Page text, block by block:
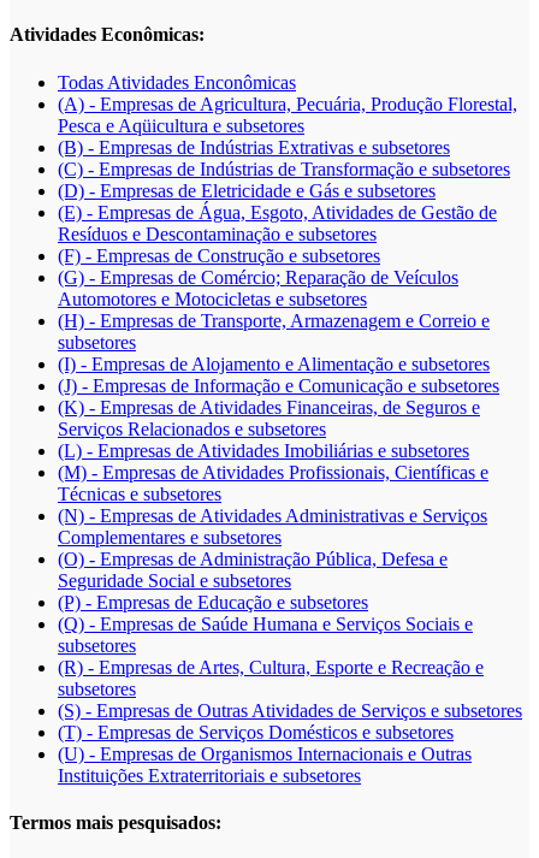
Atividades Econômicas:
Todas Atividades Enconômicas
(A) - Empresas de Agricultura, Pecuária, Produção Florestal,
Pesca e Aqüicultura e subsetores
(B) - Empresas de Indústrias Extrativas e subsetores
(C) - Empresas de Indústrias de Transformação e subsetores
(D) - Empresas de Eletricidade e Gás e subsetores
(E) - Empresas de Água, Esgoto, Atividades de Gestão de
Resíduos e Descontaminação e subsetores
(F) - Empresas de Construção e subsetores
(G) - Empresas de Comércio; Reparação de Veículos
Automotores e Motocicletas e subsetores
(H) - Empresas de Transporte, Armazenagem e Correio e
subsetores
(I) - Empresas de Alojamento e Alimentação e subsetores
(J) - Empresas de Informação e Comunicação e subsetores
(K) - Empresas de Atividades Financeiras, de Seguros e
Serviços Relacionados e subsetores
(L) - Empresas de Atividades Imobiliárias e subsetores
(M) - Empresas de Atividades Profissionais, Científicas e
Técnicas e subsetores
(N) - Empresas de Atividades Administrativas e Serviços
Complementares e subsetores
(O) - Empresas de Administração Pública, Defesa e
Seguridade Social e subsetores
(P) - Empresas de Educação e subsetores
(Q) - Empresas de Saúde Humana e Serviços Sociais e
subsetores
(R) - Empresas de Artes, Cultura, Esporte e Recreação e
subsetores
(S) - Empresas de Outras Atividades de Serviços e subsetores
(T) - Empresas de Serviços Domésticos e subsetores
(U) - Empresas de Organismos Internacionais e Outras
Instituições Extraterritoriais e subsetores
Termos mais pesquisados: